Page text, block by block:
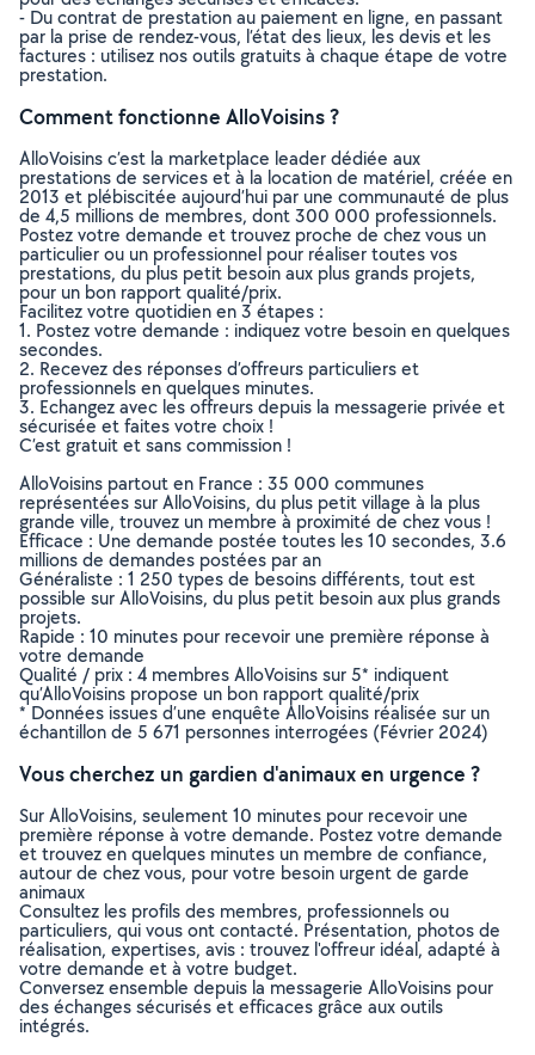
- Du contrat de prestation au paiement en ligne, en passant
par la prise de rendez-vous, l’état des lieux, les devis et les
factures : utilisez nos outils gratuits à chaque étape de votre
prestation.
Comment fonctionne AlloVoisins ?
AlloVoisins c’est la marketplace leader dédiée aux
prestations de services et à la location de matériel, créée en
2013 et plébiscitée aujourd’hui par une communauté de plus
de 4,5 millions de membres, dont 300 000 professionnels.
Postez votre demande et trouvez proche de chez vous un
particulier ou un professionnel pour réaliser toutes vos
prestations, du plus petit besoin aux plus grands projets,
pour un bon rapport qualité/prix.
Facilitez votre quotidien en 3 étapes :
1. Postez votre demande : indiquez votre besoin en quelques
secondes.
2. Recevez des réponses d’offreurs particuliers et
professionnels en quelques minutes.
3. Echangez avec les offreurs depuis la messagerie privée et
sécurisée et faites votre choix !
C’est gratuit et sans commission !
AlloVoisins partout en France : 35 000 communes
représentées sur AlloVoisins, du plus petit village à la plus
grande ville, trouvez un membre à proximité de chez vous !
Efficace : Une demande postée toutes les 10 secondes, 3.6
millions de demandes postées par an
Généraliste : 1 250 types de besoins différents, tout est
possible sur AlloVoisins, du plus petit besoin aux plus grands
projets.
Rapide : 10 minutes pour recevoir une première réponse à
votre demande
Qualité / prix : 4 membres AlloVoisins sur 5* indiquent
qu’AlloVoisins propose un bon rapport qualité/prix
* Données issues d’une enquête AlloVoisins réalisée sur un
échantillon de 5 671 personnes interrogées (Février 2024)
Vous cherchez un gardien d'animaux en urgence ?
Sur AlloVoisins, seulement 10 minutes pour recevoir une
première réponse à votre demande. Postez votre demande
et trouvez en quelques minutes un membre de confiance,
autour de chez vous, pour votre besoin urgent de garde
animaux
Consultez les profils des membres, professionnels ou
particuliers, qui vous ont contacté. Présentation, photos de
réalisation, expertises, avis : trouvez l'offreur idéal, adapté à
votre demande et à votre budget.
Conversez ensemble depuis la messagerie AlloVoisins pour
des échanges sécurisés et efficaces grâce aux outils
intégrés.